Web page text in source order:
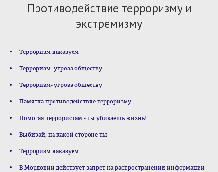
Противодействие терроризму и
экстремизму
Терроризм наказуем
Терроризм- угроза обществу
Терроризм- угроза обществу
Памятка противодействие терроризму
Помогая террористам - ты убиваешь жизнь!
Выбирай, на какой стороне ты
Терроризм наказуем
В Мордовии действует запрет на распространении информации